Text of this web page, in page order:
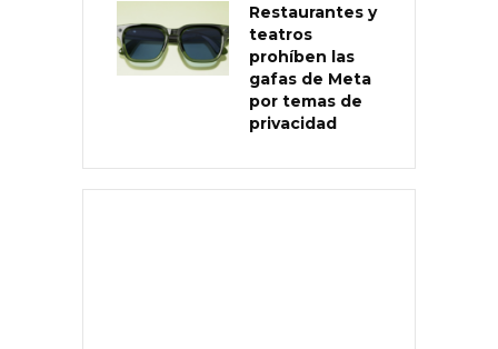
Restaurantes y
teatros
prohíben las
gafas de Meta
por temas de
privacidad